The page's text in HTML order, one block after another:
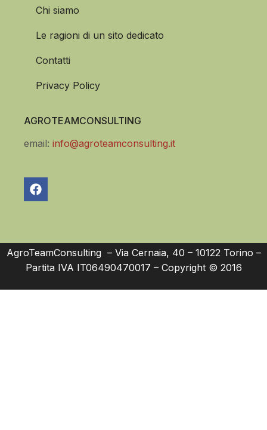
Chi siamo
Le ragioni di un sito dedicato
Contatti
Privacy Policy
AGROTEAMCONSULTING
email: info@agroteamconsulting.it
AgroTeamConsulting – Via Cernaia, 40 – 10122 Torino –
Partita IVA IT06490470017 – Copyright © 2016